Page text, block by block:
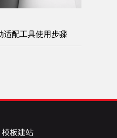
适配工具使用步骤
模板建站